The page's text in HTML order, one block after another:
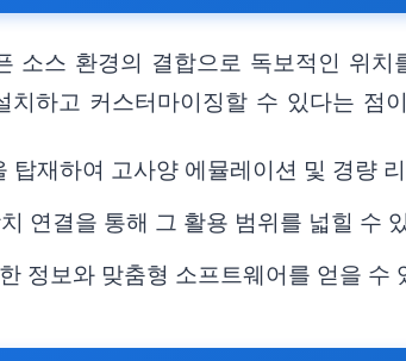
소스 환경의 결합으로 독보적인 위
하고 커스터마이징할 수 있다는 점
탑재하여 고사양 에뮬레이션 및 경량
연결을 통해 그 활용 범위를 넓힐 수
정보와 맞춤형 소프트웨어를 얻을 수